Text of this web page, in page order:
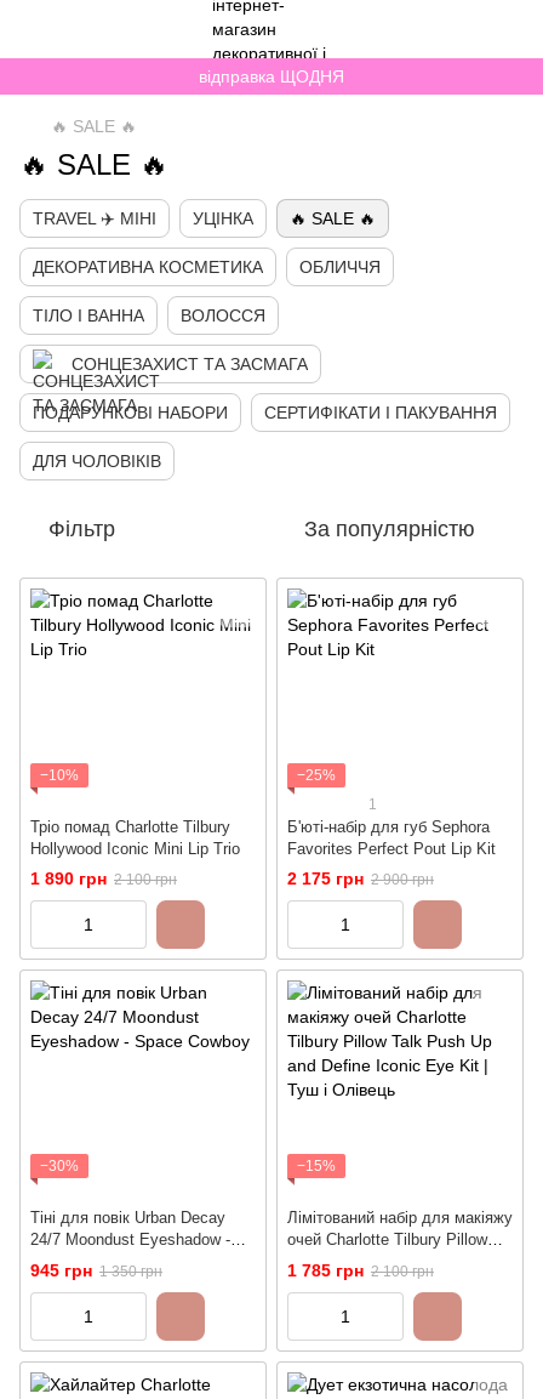
відправка ЩОДНЯ
🔥 SALE 🔥
🔥 SALE 🔥
TRAVEL ✈️ МІНІ УЦІНКА 🔥 SALE 🔥
ДЕКОРАТИВНА КОСМЕТИКА ОБЛИЧЧЯ
ТІЛО І ВАННА ВОЛОССЯ
СОНЦЕЗАХИСТ ТА ЗАСМАГА
ПОДАРУНКОВІ НАБОРИ СЕРТИФІКАТИ І ПАКУВАННЯ
ДЛЯ ЧОЛОВІКІВ
Фільтр За популярністю
−10%
Тріо помад Charlotte Tilbury
Hollywood Iconic Mini Lip Trio
1 890 грн 2 100 грн
−25%
1
Б'юті-набір для губ Sephora
Favorites Perfect Pout Lip Kit
2 175 грн 2 900 грн
−30%
Тіні для повік Urban Decay
24/7 Moondust Eyeshadow -
Space Cowboy
945 грн 1 350 грн
−15%
Лімітований набір для макіяжу
очей Charlotte Tilbury Pillow
Talk Push Up and Define Iconic
Eye Kit | Туш і Олівець
1 785 грн 2 100 грн